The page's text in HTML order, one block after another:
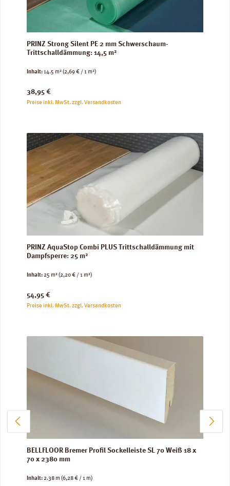
PRINZ Strong Silent PE 2 mm Schwerschaum-
Trittschalldämmung: 14,5 m²
Inhalt:14.5 m²(2,69 € / 1 m²)
Regulärer Preis:
38,95 €
Preise inkl. MwSt. zzgl. Versandkosten
PRINZ AquaStop Combi PLUS Trittschalldämmung mit
Dampfsperre: 25 m²
Inhalt:25 m²(2,20 € / 1 m²)
Regulärer Preis:
54,95 €
Preise inkl. MwSt. zzgl. Versandkosten
BELLFLOOR Bremer Profil Sockelleiste SL 70 Weiß 18 x
70 x 2380 mm
Inhalt:2.38 m (6,28 € / 1 m)